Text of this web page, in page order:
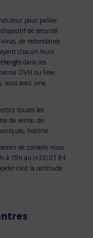
pour pallier
de sécurité
de redondance
chacun leurs
dans ces
OVH ou Free
vous avez une
toutes les
de vente, de
hotline…
de conseils nous
à 19h au (+33) 01 84
c’est la certitude